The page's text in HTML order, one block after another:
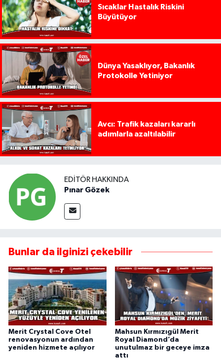
Sıcaklar Hastalık Riskini
Büyütüyor
Dünya Yasaklıyor, Bakanlık
Protokolle Yetiniyor
Avcı: Trafik kazaları kararlı
adımlarla azaltılabilir
EDITÖR HAKKINDA
Pınar Gözek
Bunlar da ilginizi çekebilir
Merit Crystal Cove Otel
renovasyonun ardından
yeniden hizmete açılıyor
Mahsun Kırmızıgül Merit
Royal Diamond’da
unutulmaz bir geceye imza
attı